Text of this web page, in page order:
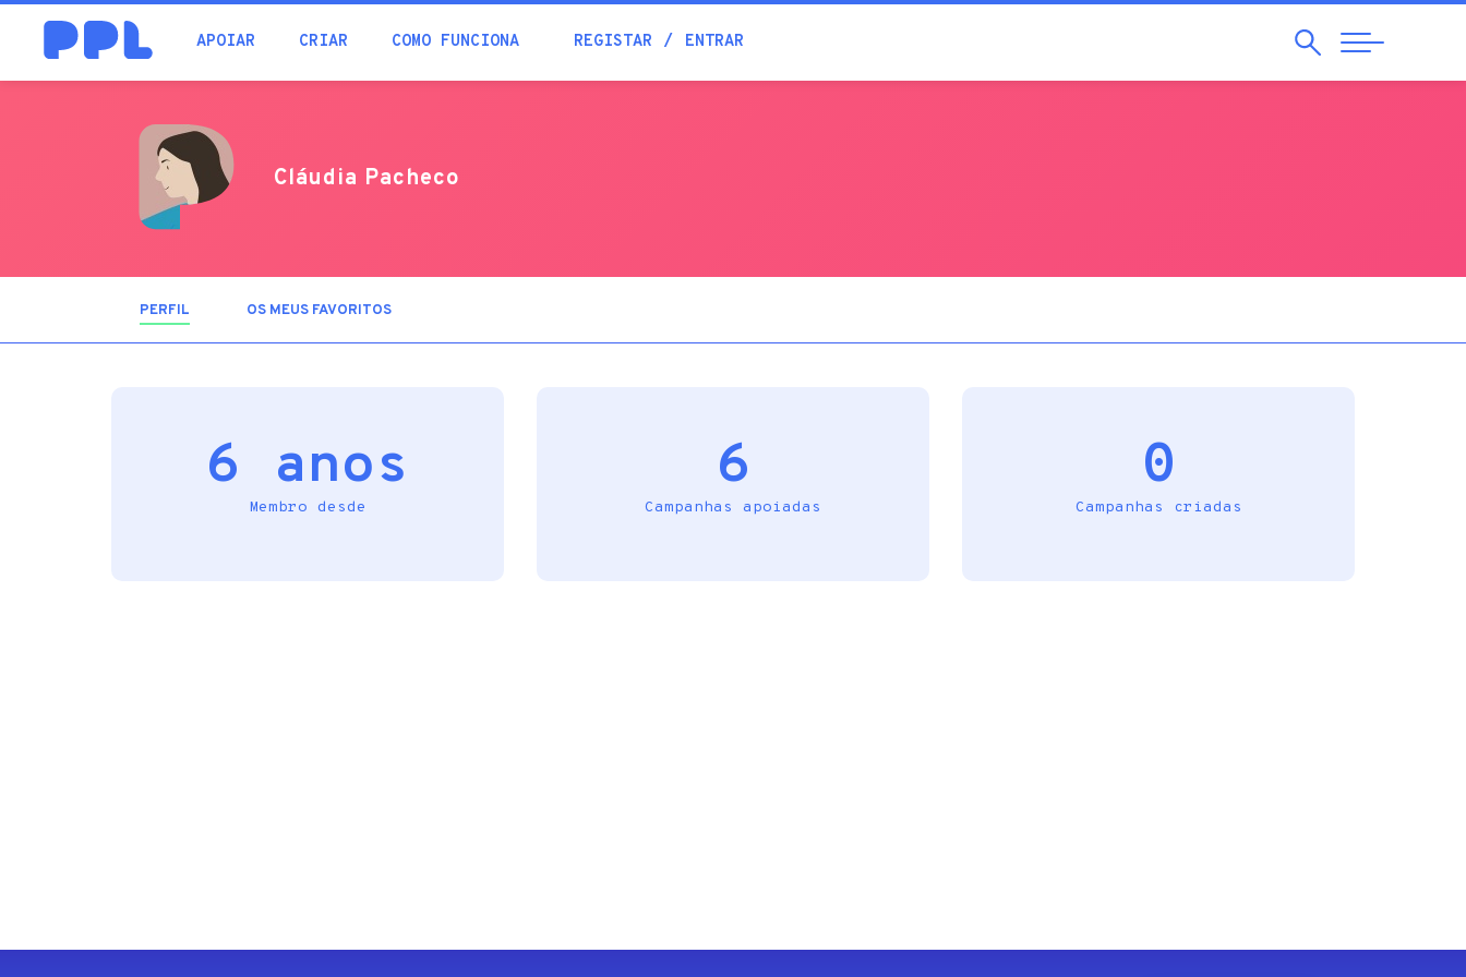
APOIAR CRIAR COMO FUNCIONA REGISTAR ENTRAR Pesquisar
Abrir
Navegação
procura
Cláudia Pacheco
PERFIL (SEPARADOROS MEUS FAVORITOS
6 anos
Membro desde
6
Campanhas apoiadas
0
Campanhas criadas